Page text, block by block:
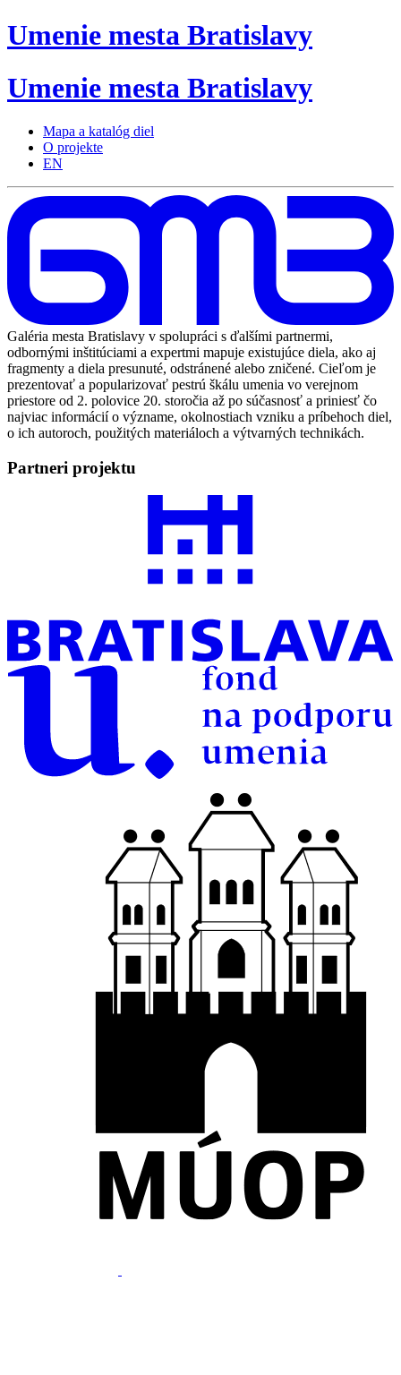
Umenie mesta Bratislavy
Umenie mesta Bratislavy
Mapa a katalóg diel
O projekte
EN
Galéria mesta Bratislavy v spolupráci s ďalšími partnermi,
odbornými inštitúciami a expertmi mapuje existujúce diela, ako aj
fragmenty a diela presunuté, odstránené alebo zničené. Cieľom je
prezentovať a popularizovať pestrú škálu umenia vo verejnom
priestore od 2. polovice 20. storočia až po súčasnosť a priniesť čo
najviac informácií o význame, okolnostiach vzniku a príbehoch diel,
o ich autoroch, použitých materiáloch a výtvarných technikách.
Partneri projektu